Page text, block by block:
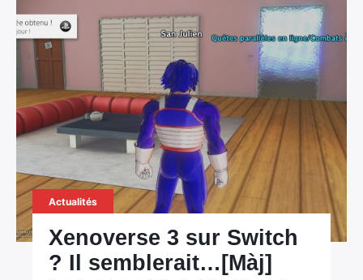
Actualités
Xenoverse 3 sur Switch
? Il semblerait…[Màj]